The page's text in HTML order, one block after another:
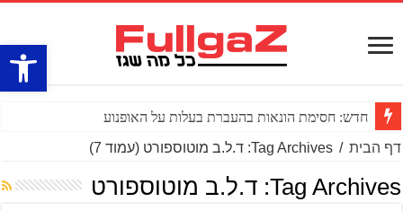
פתח
חדש: חסימת הונאות בהעברת בעלות על האופנוע
דף הבית / Tag Archives: ד.ל.ב מוטוספורט (עמוד 7)
Tag Archives: ד.ל.ב מוטוספורט